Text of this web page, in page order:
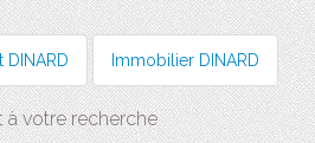
DINARD Immobilier DINARD
votre recherche